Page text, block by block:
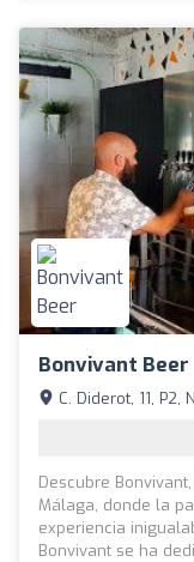
Bonvivant Beer
C. Diderot, 11,
Descubre
Málaga, donde la
experiencia
Bonvivant se ha